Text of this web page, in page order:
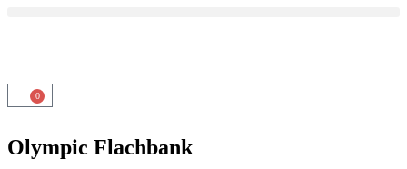
0
Olympic Flachbank